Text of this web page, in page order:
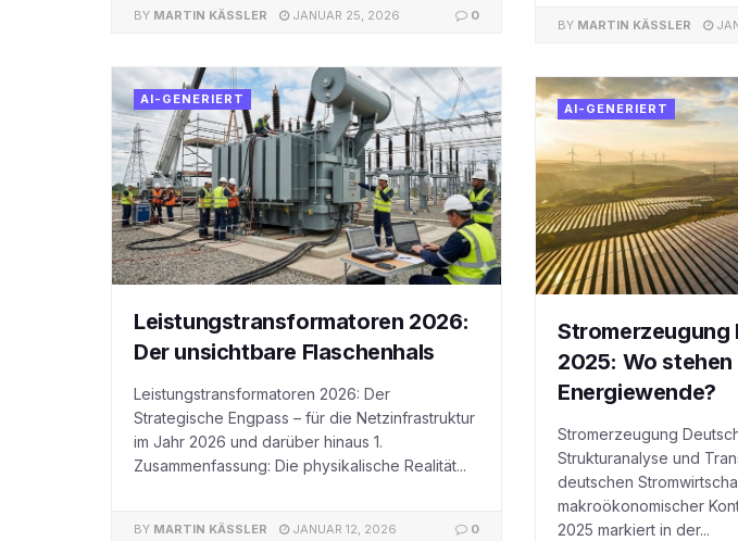
BY MARTIN KÄSSLER JANUAR 25, 2026 0
BY MARTIN KÄSSLER
AI-GENERIERT
Leistungstransformatoren 2026:
Der unsichtbare Flaschenhals
Leistungstransformatoren 2026: Der
Strategische Engpass – für die Netzinfrastruktur
im Jahr 2026 und darüber hinaus 1.
Zusammenfassung: Die physikalische Realität...
BY MARTIN KÄSSLER JANUAR 12, 2026 0
AI-GENERIERT
Stromerzeugung
2025: Wo
Energiewende?
Stromerzeugung
Strukturanalyse und
deutschen
makroökonomischer
2025 markiert in der...